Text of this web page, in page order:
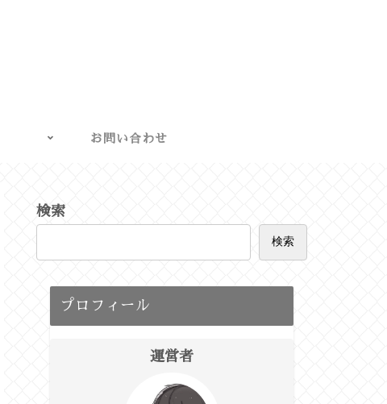
お問い合わせ
検索
検索
プロフィール
運営者